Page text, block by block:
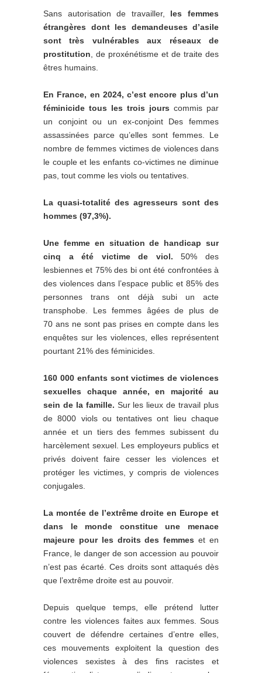
Sans autorisation de travailler,
les femmes
étrangères dont les demandeuses d’asile
sont très vulnérables aux réseaux de
prostitution , de proxénétisme et de traite des
êtres humains.
En France, en 2024, c’est encore plus d’un
féminicide tous les trois jours commis par
un conjoint ou un ex-conjoint Des femmes
assassinées parce qu’elles sont femmes. Le
nombre de femmes victimes de violences dans
le couple et les enfants co-victimes ne diminue
pas, tout comme les viols ou tentatives.
La quasi-totalité des agresseurs sont des
hommes (97,3%).
Une femme en situation de handicap sur
cinq a été victime de viol.50% des
lesbiennes et 75% des bi ont été confrontées à
des violences dans l’espace public et 85% des
personnes trans ont déjà subi un acte
transphobe. Les femmes âgées de plus de
70 ans ne sont pas prises en compte dans les
enquêtes sur les violences, elles représentent
pourtant 21% des féminicides.
160 000 enfants sont victimes de violences
sexuelles chaque année, en majorité au
sein de la famille. Sur les lieux de travail plus
de 8000 viols ou tentatives ont lieu chaque
année et un tiers des femmes subissent du
harcèlement sexuel. Les employeurs publics et
privés doivent faire cesser les violences et
protéger les victimes, y compris de violences
conjugales.
La montée de l’extrême droite en Europe et
dans le monde constitue une menace
majeure pour les droits des femmeset en
France, le danger de son accession au pouvoir
n’est pas écarté. Ces droits sont attaqués dès
que l’extrême droite est au pouvoir.
Depuis quelque temps, elle prétend lutter
contre les violences faites aux femmes. Sous
couvert de défendre certaines d’entre elles,
ces mouvements exploitent la question des
violences sexistes à des fins racistes et